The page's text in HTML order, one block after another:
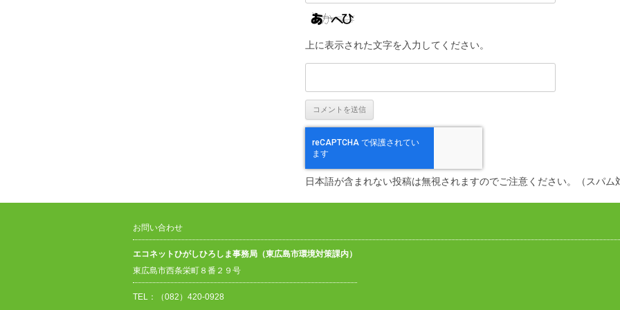
上に表示された文字を入力してください。
日本語が含まれない投稿は無視されますのでご注意ください。（スパム
お問い合わせ
エコネットひがしひろしま事務局（東広島市環境対策課内）
東広島市西条栄町８番２９号
TEL：（082）420-0928